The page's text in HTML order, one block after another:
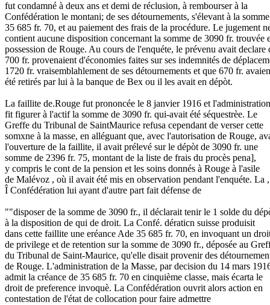
fut condamné à deux ans et demi de réclusion, à rembourser à la
Confédération le montani; de ses détournements, s'élevant à la
35 685 fr. 70, et au paiement des frais de la procédure. Le jugement
contient aucune disposition concernant la somme de 3090 fr. trouvée
possession de Rouge. Au cours de l'enquéte, le prévenu avait declare
700 fr. provenaient d'économies faites sur ses indemnités de
1720 fr. vraisemblahlement de ses détournements et que 670 fr.
été retirés par lui à la banque de Bex ou il les avait en dépòt.
La faillite de.Rouge fut prononcée le 8 janvier 1916 et l'administration
fit figurer à l'actif la somme de 3090 fr. qui-avait été séquestrèe. Le
Greffe du Tribunal de SaintMaurice refusa cependant de verser cette
somxne à la masse, en alléguant que, avec l'autorisation de Rouge,
l'ouverture de la faillite, il avait prélevé sur le dépòt de 3090 fr. une
somme de 2396 fr. 75, montant de la liste de frais du procès pena],
y compris le cont de la pension et les soins donnés à Rouge à l'asile
de Malévoz , où il avait été mis en observation pendant l'enquéte. La ,
Î Confédération lui ayant d'autre part fait défense de
""disposer de la somme de 3090 fr., il déclarait tenir le 1 solde du
à la disposition de qui de droit. La Confé. dératicn suisse produisit
dans cette faillite une eréance Ade 35 685 fr. 70, en invoquant un
de privilege et de retention sur la somme de 3090 fr., déposée au
du Tribunal de Saint-Maurice, qu'elle disait provenir des
de Rouge. L'administration de la Masse, par decision du 14 mars
admit la créance de 35 685 fr. 70 en cinquième classe, mais écarta le
droit de preference invoquè. La Confédération ouvrit alors action en
contestation de l'état de collocation pour faire admettre